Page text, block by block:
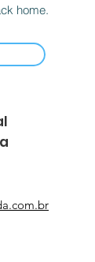
home.